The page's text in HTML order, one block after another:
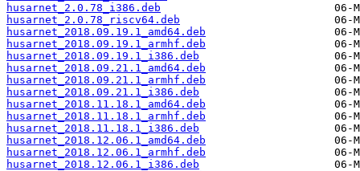
husarnet_2.0.78_i386.deb
husarnet_2.0.78_riscv64.deb
husarnet_2018.09.19.1_amd64.deb
husarnet_2018.09.19.1_armhf.deb
husarnet_2018.09.19.1_i386.deb
husarnet_2018.09.21.1_amd64.deb
husarnet_2018.09.21.1_armhf.deb
husarnet_2018.09.21.1_i386.deb
husarnet_2018.11.18.1_amd64.deb
husarnet_2018.11.18.1_armhf.deb
husarnet_2018.11.18.1_i386.deb
husarnet_2018.12.06.1_amd64.deb
husarnet_2018.12.06.1_armhf.deb
husarnet_2018.12.06.1_i386.deb